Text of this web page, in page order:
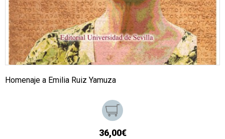
Homenaje a Emilia Ruiz Yamuza
36,00€